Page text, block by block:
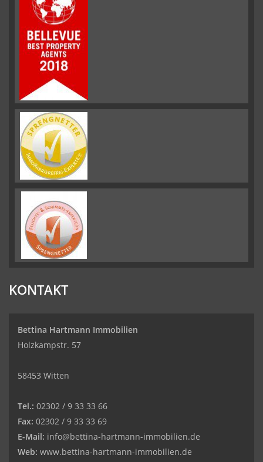
KONTAKT
Bettina Hartmann Immobilien
Holzkampstr. 57
58453 Witten
Tel.: 02302 / 9 33 33 66
Fax: 02302 / 9 33 33 69
E-Mail: info@bettina-hartmann-immobilien.de
Web: www.bettina-hartmann-immobilien.de